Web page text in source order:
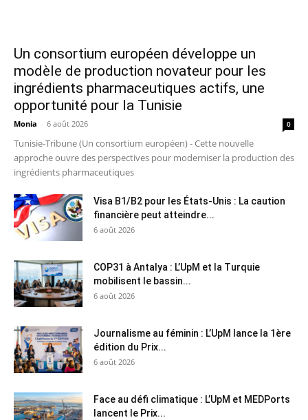
Un consortium européen développe un
modèle de production novateur pour les
ingrédients pharmaceutiques actifs, une
opportunité pour la Tunisie
Monia - 6 août 2026 0
Tunisie-Tribune (Un consortium européen) - Cette nouvelle
approche ouvre des perspectives pour moderniser la production des
ingrédients pharmaceutiques
Visa B1/B2 pour les États-Unis : La caution
financière peut atteindre...
6 août 2026
COP31 à Antalya : L’UpM et la Turquie
mobilisent le bassin...
6 août 2026
Journalisme au féminin : L’UpM lance la 1ère
édition du Prix...
6 août 2026
Face au défi climatique : L’UpM et MEDPorts
lancent le Prix...